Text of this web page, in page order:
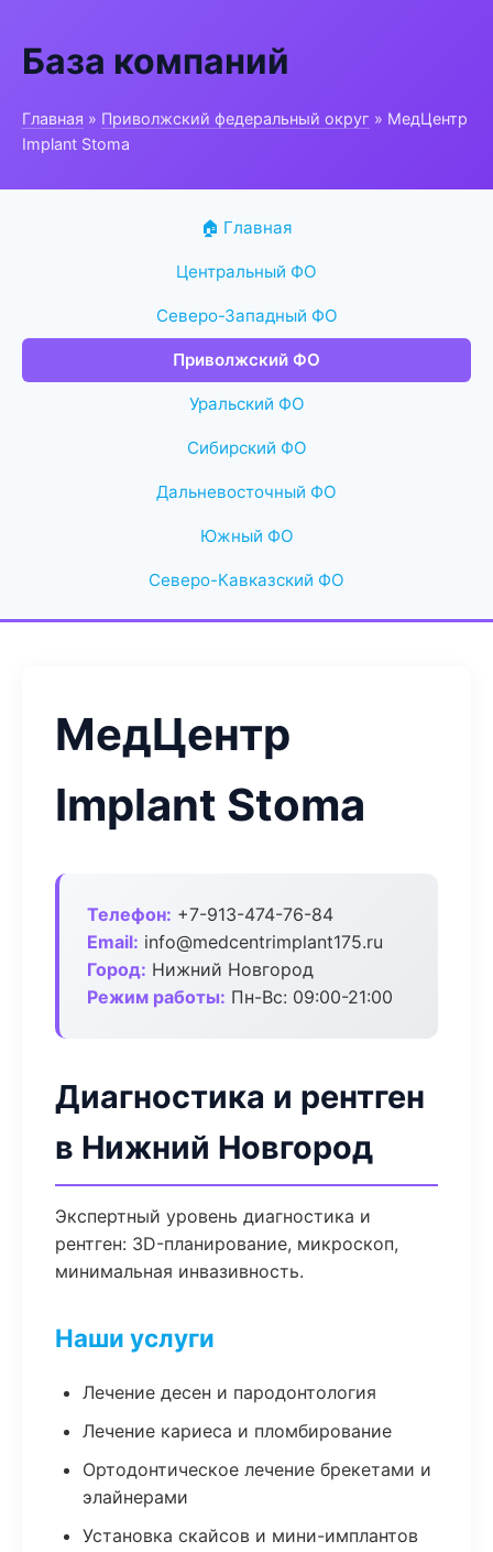
База компаний
Главная » Приволжский федеральный округ » МедЦентр
Implant Stoma
🏠 Главная
Центральный ФО
Северо-Западный ФО
Приволжский ФО
Уральский ФО
Сибирский ФО
Дальневосточный ФО
Южный ФО
Северо-Кавказский ФО
МедЦентр
Implant Stoma
Телефон: +7-913-474-76-84
Email: info@medcentrimplant175.ru
Город: Нижний Новгород
Режим работы: Пн-Вс: 09:00-21:00
Диагностика и рентген
в Нижний Новгород
Экспертный уровень диагностика и
рентген: 3D-планирование, микроскоп,
минимальная инвазивность.
Наши услуги
Лечение десен и пародонтология
Лечение кариеса и пломбирование
Ортодонтическое лечение брекетами и
элайнерами
Установка скайсов и мини-имплантов